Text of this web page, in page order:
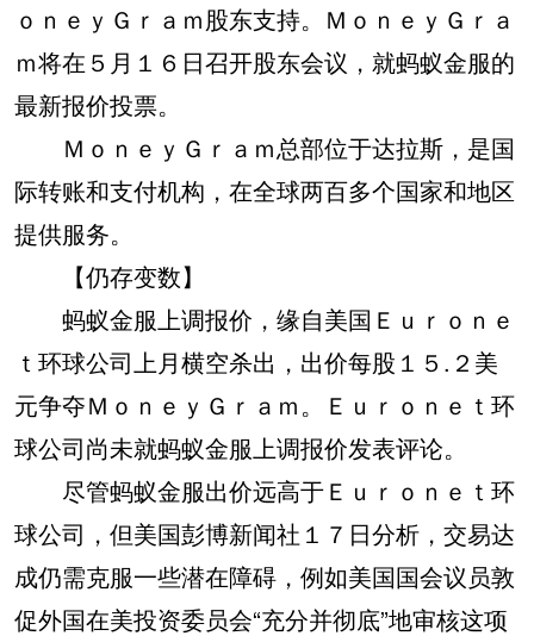
ｏｎｅｙＧｒａｍ股东支持。ＭｏｎｅｙＧｒａ
ｍ将在５月１６日召开股东会议，就蚂蚁金服的
最新报价投票。
ＭｏｎｅｙＧｒａｍ总部位于达拉斯，是国
际转账和支付机构，在全球两百多个国家和地区
提供服务。
【仍存变数】
蚂蚁金服上调报价，缘自美国Ｅｕｒｏｎｅ
ｔ环球公司上月横空杀出，出价每股１５.２美
元争夺ＭｏｎｅｙＧｒａｍ。Ｅｕｒｏｎｅｔ环
球公司尚未就蚂蚁金服上调报价发表评论。
尽管蚂蚁金服出价远高于Ｅｕｒｏｎｅｔ环
球公司，但美国彭博新闻社１７日分析，交易达
成仍需克服一些潜在障碍，例如美国国会议员敦
促外国在美投资委员会“充分并彻底”地审核这项